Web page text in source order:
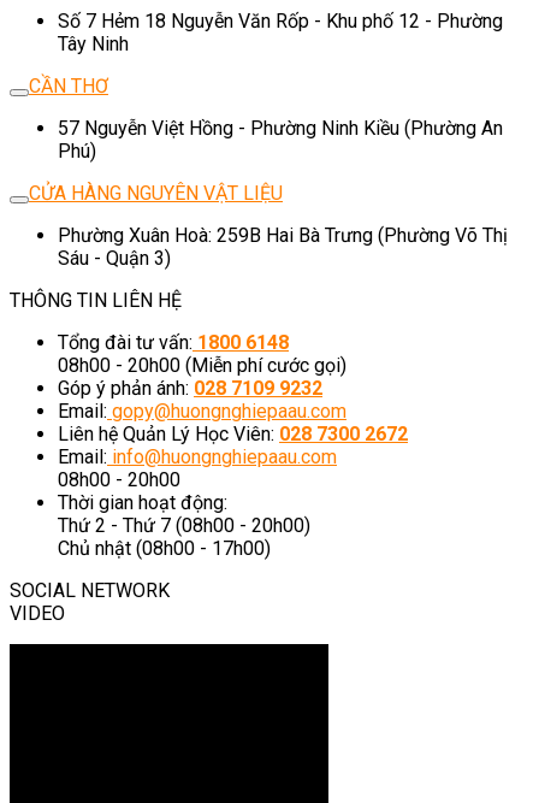
Số 7 Hẻm 18 Nguyễn Văn Rốp - Khu phố 12 - Phường
Tây Ninh
CẦN THƠ
57 Nguyễn Việt Hồng - Phường Ninh Kiều (Phường An
Phú)
CỬA HÀNG NGUYÊN VẬT LIỆU
Phường Xuân Hoà: 259B Hai Bà Trưng (Phường Võ Thị
Sáu - Quận 3)
THÔNG TIN LIÊN HỆ
Tổng đài tư vấn: 1800 6148
08h00 - 20h00 (Miễn phí cước gọi)
Góp ý phản ánh: 028 7109 9232
Email: gopy@huongnghiepaau.com
Liên hệ Quản Lý Học Viên: 028 7300 2672
Email: info@huongnghiepaau.com
08h00 - 20h00
Thời gian hoạt động:
Thứ 2 - Thứ 7 (08h00 - 20h00)
Chủ nhật (08h00 - 17h00)
SOCIAL NETWORK
VIDEO